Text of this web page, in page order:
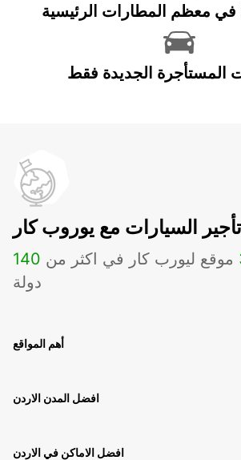
المستأجرة الجديدة فقط
تأجير السيارات مع يوروب كار
موقع ليورب كار في اكثر من 140
دولة
أهم المواقع
افضل المدن الاردن
افضل الاماكن في الاردن